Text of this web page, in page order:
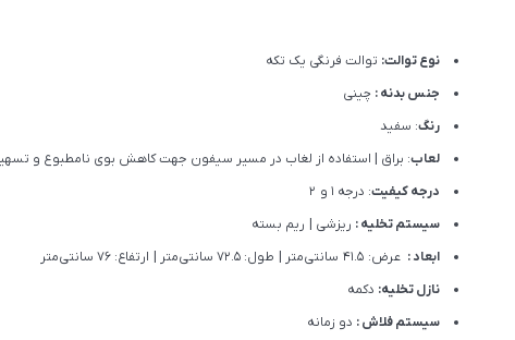
نوع توالت: توالت فرنگی یک تکه
جنس بدنه : چینی
رنگ: سفید
لعاب: براق | استفاده از لغاب در مسیر سیفون جهت کاهش بوی نامطبوع و
درجه کیفیت: درجه 1 و 2
سیستم تخلیه : ریزشی | ریم بسته
ابعاد : عرض: 41.5 سانتی‌متر | طول: 72.5 سانتی‌متر | ارتفاع: 76 سانتی‌متر
نازل تخلیه: دکمه
سیستم فلاش : دو زمانه